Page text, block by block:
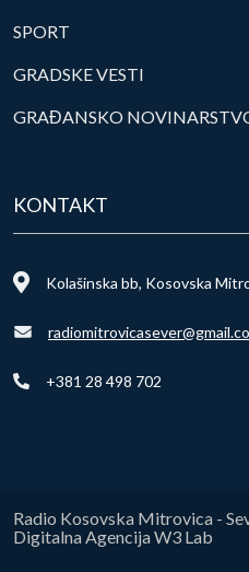
SPORT
GRADSKE VESTI
GRAĐANSKO
KONTAKT
Kolašinska bb, Kosovska
+381 28 498 702
Radio Kosovska Mitrovica -
Digitalna Agencija W3 Lab